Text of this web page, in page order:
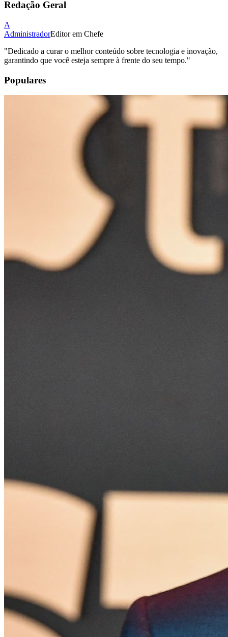
Redação Geral
A
AdministradorEditor em Chefe
"Dedicado a curar o melhor conteúdo sobre tecnologia e inovação,
garantindo que você esteja sempre à frente do seu tempo."
Populares